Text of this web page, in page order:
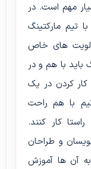
مهم است. در
تیم مارکتینگ
های خاص
باید با هم و در
کار کردن در یک
با هم راحت
کار کنند.
و طراحان
آن ها آموزش